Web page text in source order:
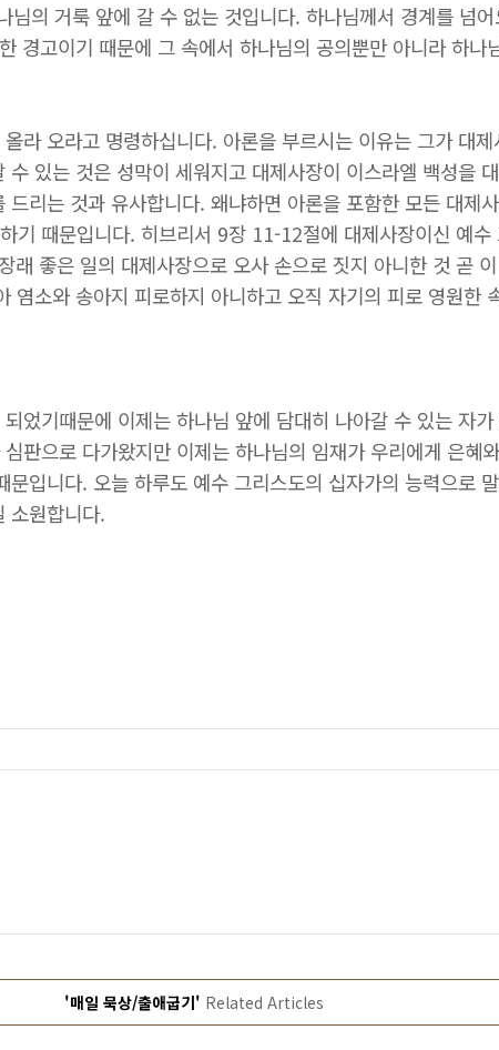
님의 거룩 앞에 갈 수 없는 것입니다. 하나님께서 경계를 넘
경고이기 때문에 그 속에서 하나님의 공의뿐만 아니라 하나
라 오라고 명령하십니다. 아론을 부르시는 이유는 그가 대
있는 것은 성막이 세워지고 대제사장이 이스라엘 백성을
리는 것과 유사합니다. 왜냐하면 아론을 포함한 모든 대제
기 때문입니다. 히브리서 9장 11-12절에 대제사장이신 예수
래 좋은 일의 대제사장으로 오사 손으로 짓지 아니한 것 곧
염소와 송아지 피로하지 아니하고 오직 자기의 피로 영원한
었기때문에 이제는 하나님 앞에 담대히 나아갈 수 있는 자
판으로 다가왔지만 이제는 하나님의 임재가 우리에게 은혜
입니다. 오늘 하루도 예수 그리스도의 십자가의 능력으로
소원합니다.
'매일 묵상/출애굽기' Related Articles